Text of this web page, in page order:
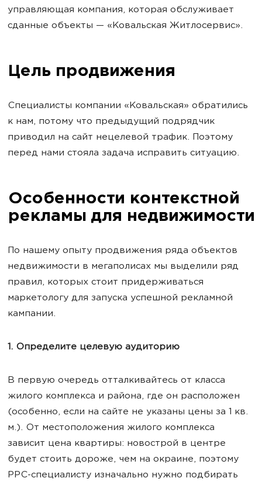
управляющая компания, которая обслуживает
сданные объекты — «Ковальская Житлосервис».
Цель продвижения
Cпециалисты компании «Ковальская» обратились
к нам, потому что предыдущий подрядчик
приводил на сайт нецелевой трафик. Поэтому
перед нами стояла задача исправить ситуацию.
Особенности контекстной
рекламы для недвижимости
По нашему опыту продвижения ряда объектов
недвижимости в мегаполисах мы выделили ряд
правил, которых стоит придерживаться
маркетологу для запуска успешной рекламной
кампании.
1. Определите целевую аудиторию
В первую очередь отталкивайтесь от класса
жилого комплекса и района, где он расположен
(особенно, если на сайте не указаны цены за 1 кв.
м.). От местоположения жилого комплекса
зависит цена квартиры: новострой в центре
будет стоить дороже, чем на окраине, поэтому
PPC-специалисту изначально нужно подбирать